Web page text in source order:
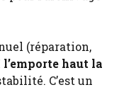
(réparation,
l’emporte haut la
C’est un